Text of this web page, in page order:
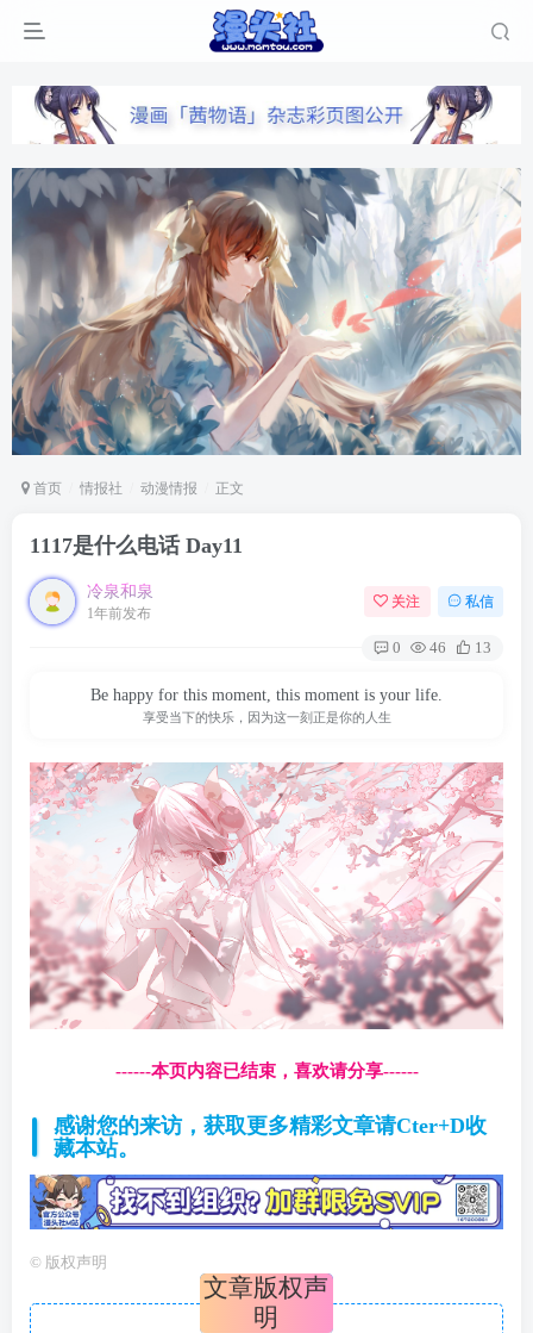
首页 情报社 动漫情报 正文
1117是什么电话 Day11
冷泉和泉
1年前发布
关注 私信
0 46 13
Be happy for this moment, this moment is your life.
享受当下的快乐，因为这一刻正是你的人生
------本页内容已结束，喜欢请分享------
感谢您的来访，获取更多精彩文章请Cter+D收
藏本站。
© 版权声明
文章版权声
明